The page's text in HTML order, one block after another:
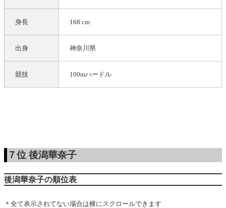
身長 168 cm
出身 神奈川県
競技 100mハードル
７位 後潟華奈子
後潟華奈子の順位表
＊全て表示されてない場合は横にスクロールできます